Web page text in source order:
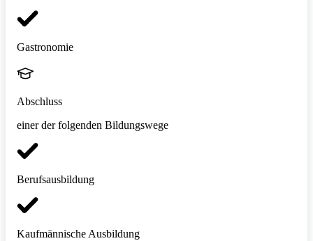
Gastronomie
Abschluss
einer der folgenden Bildungswege
Berufsausbildung
Kaufmännische Ausbildung